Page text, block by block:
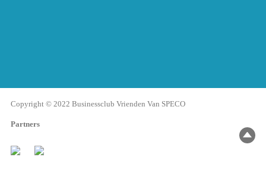
Copyright © 2022 Businessclub Vrienden Van SPECO
Partners